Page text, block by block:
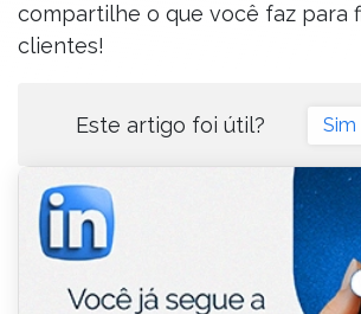
compartilhe o que você faz para
clientes!
Este artigo foi útil? Sim